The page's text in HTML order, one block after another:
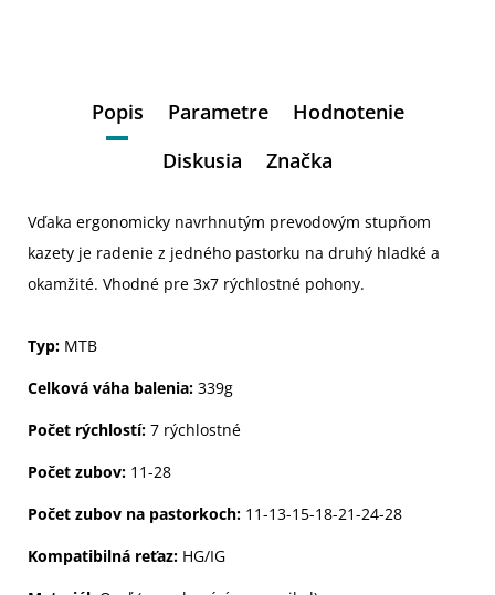
Popis Parametre
Hodnotenie
Diskusia
Značka
Vďaka ergonomicky navrhnutým prevodovým stupňom
kazety je radenie z jedného pastorku na druhý hladké a
okamžité. Vhodné pre 3x7 rýchlostné pohony.
Typ: MTB
Celková váha balenia: 339g
Počet rýchlostí: 7 rýchlostné
Počet zubov: 11-28
Počet zubov na pastorkoch: 11-13-15-18-21-24-28
Kompatibilná reťaz: HG/IG